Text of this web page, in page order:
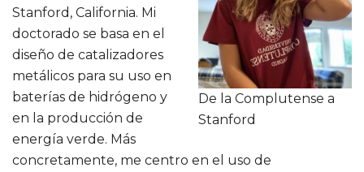
De la Complutense a
Stanford
Stanford, California. Mi
doctorado se basa en el
diseño de catalizadores
metálicos para su uso en
baterías de hidrógeno y
en la producción de
energía verde. Más
concretamente, me centro en el uso de